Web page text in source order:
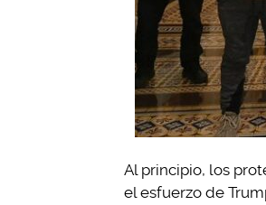
Al principio, los
el esfuerzo de